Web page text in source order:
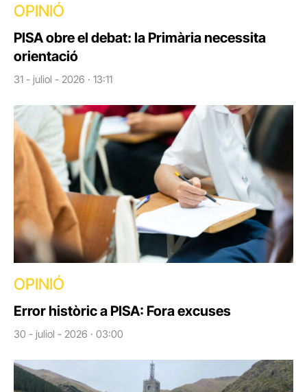
OPINIÓ
PISA obre el debat: la Primària necessita
orientació
31 - juliol - 2026 · 13:11
OPINIÓ
Error històric a PISA: Fora excuses
30 - juliol - 2026 · 03:00